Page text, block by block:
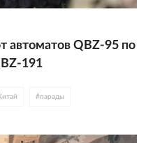
автоматов QBZ-95 по
191
#парады